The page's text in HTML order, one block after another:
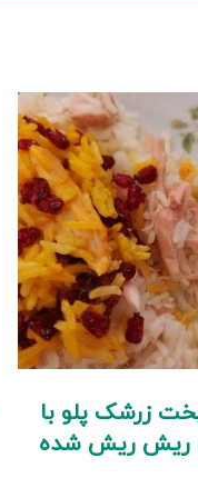
زرشک پلو با
ریش ریش شده